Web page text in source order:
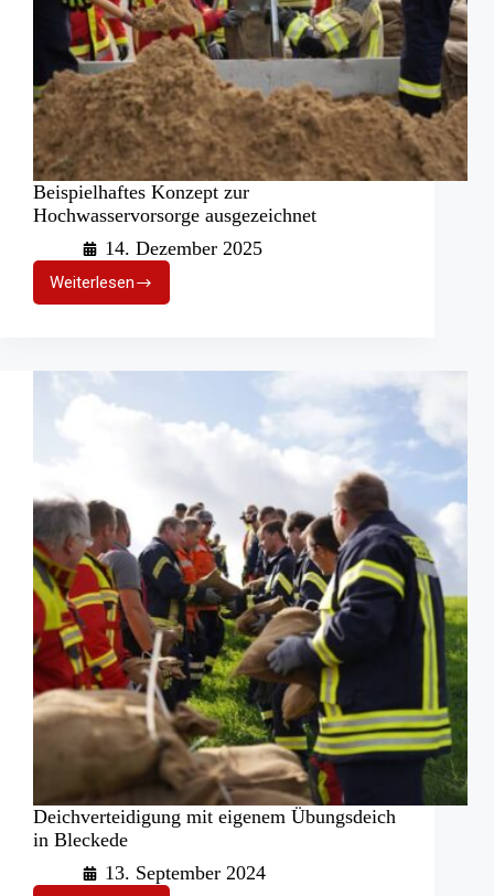
Beispielhaftes Konzept zur
Hochwasservorsorge ausgezeichnet
14. Dezember 2025
WeiterlesenBeispielhaftes
Konzept
ausgezeichnet
Deichverteidigung mit eigenem Übungsdeich
in Bleckede
13. September 2024